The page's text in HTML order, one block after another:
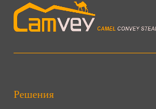
Решения